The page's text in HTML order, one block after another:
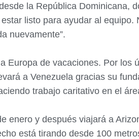
la República Dominicana,
listo para ayudar al
nuevamente”.
de vacaciones. Por los
a Venezuela gracias su
trabajo caritativo en el
enero y después viajará a
está tirando desde 100